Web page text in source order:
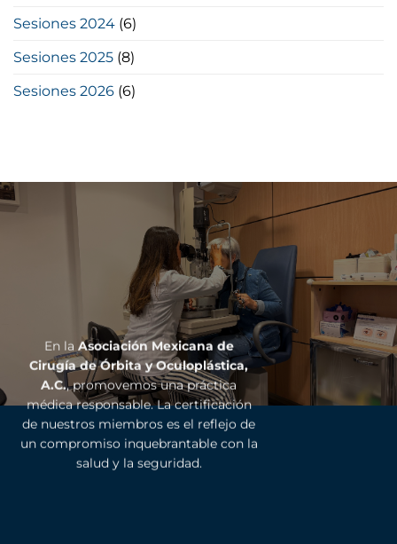
Sesiones 2024 (6)
Sesiones 2025 (8)
Sesiones 2026 (6)
En la Asociación Mexicana de
Cirugía de Órbita y Oculoplástica,
A.C., promovemos una práctica
médica responsable. La certificación
de nuestros miembros es el reflejo de
un compromiso inquebrantable con la
salud y la seguridad.